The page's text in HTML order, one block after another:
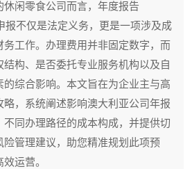
休闲零食公司而言，年度报告
报不仅是法定义务，更是一项涉及成
工作。办理费用并非固定数字，而
构、是否委托专业服务机构以及自
的综合影响。本文旨在为企业主与高
略，系统阐述影响澳大利亚公司年报
不同办理路径的成本构成，并提供切
险管理建议，助您精准规划此项预
运营。